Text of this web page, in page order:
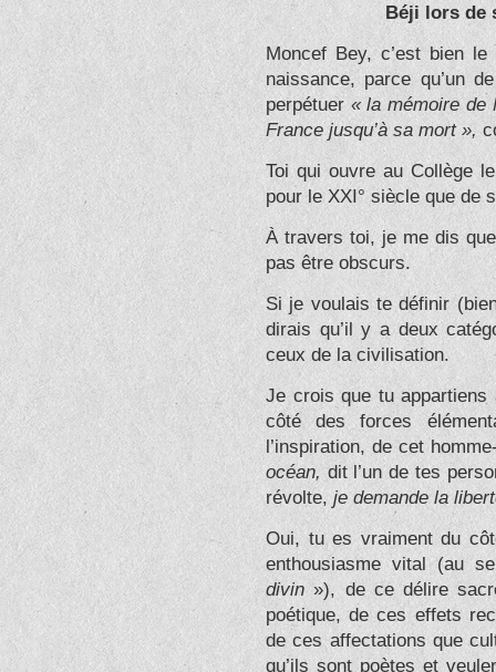
Béji lors de
Moncef Bey, c’est bien
naissance, parce qu’un
perpétuer « la mémoire de
France jusqu’à sa mort »,
Toi qui ouvre au Collège
pour le XXI° siècle que de
À travers toi, je me dis
pas être obscurs.
Si je voulais te définir
dirais qu’il y a deux
ceux de la civilisation.
Je crois que tu
côté des forces
l’inspiration, de cet
océan, dit l’un de tes
révolte, je demande la
Oui, tu es vraiment du
enthousiasme vital (au
divin»), de ce délire
poétique, de ces effets
de ces affectations que
qu’ils sont poètes et